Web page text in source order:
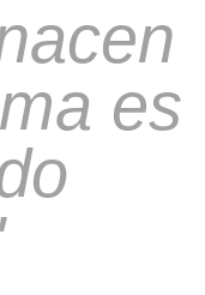
es